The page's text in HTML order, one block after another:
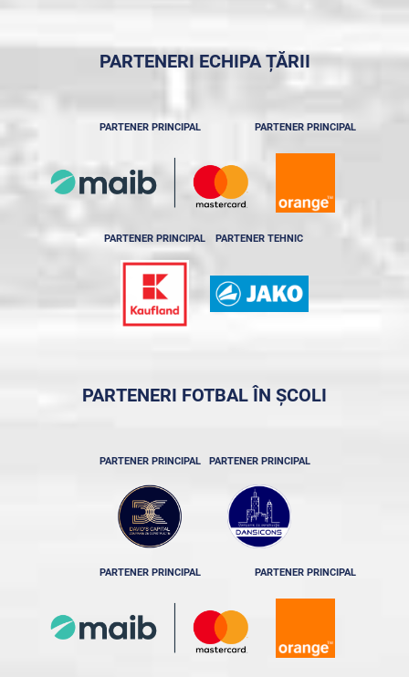
PARTENERI ECHIPA ȚĂRII
PARTENER PRINCIPAL PARTENER PRINCIPAL
PARTENER PRINCIPAL PARTENER TEHNIC
PARTENERI FOTBAL ÎN ȘCOLI
PARTENER PRINCIPAL PARTENER PRINCIPAL
PARTENER PRINCIPAL PARTENER PRINCIPAL